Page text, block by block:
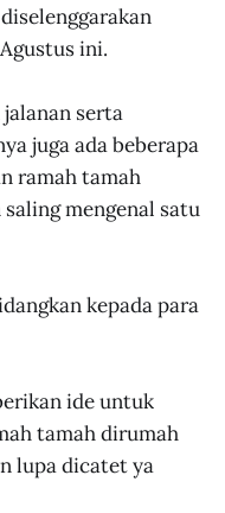
ini.
serta
juga ada beberapa
ramah tamah
mengenal satu
kepada para
ide untuk
tamah dirumah
lupa dicatet ya